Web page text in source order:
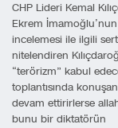
CHP Lideri Kemal
Ekrem
incelemesi ile ilgili
nitelendiren
“terörizm” kabul
toplantısında
devam ettirirlerse
bunu bir diktatörün